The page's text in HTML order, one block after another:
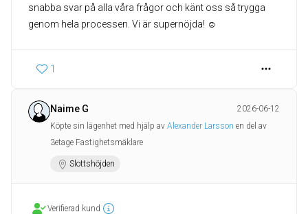
snabba svar på alla våra frågor och känt oss så trygga
genom hela processen. Vi är supernöjda! ☺️
1
Naime G
2026-06-12
Köpte sin lägenhet med hjälp av Alexander Larsson en del av
3etage Fastighetsmäklare
Slottshöjden
Verifierad kund